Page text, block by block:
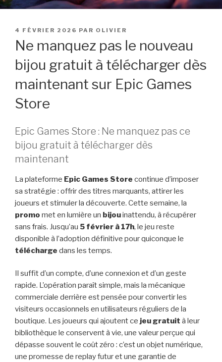
PUBLIÉ
4 FÉVRIER 2026 PAR OLIVIER
Ne manquez pas le nouveau
bijou gratuit à télécharger dès
maintenant sur Epic Games
Store
Epic Games Store : Ne manquez pas ce
bijou gratuit à télécharger dès
maintenant
La plateforme Epic Games Store continue d’imposer
sa stratégie : offrir des titres marquants, attirer les
joueurs et stimuler la découverte. Cette semaine, la
promo met en lumière un bijouinattendu, à récupérer
sans frais. Jusqu’au 5 février à 17h, le jeu reste
disponible à l’adoption définitive pour quiconque le
télécharge dans les temps.
Il suffit d’un compte, d’une connexion et d’un geste
rapide. L’opération paraît simple, mais la mécanique
commerciale derrière est pensée pour convertir les
visiteurs occasionnels en utilisateurs réguliers de la
boutique. Les joueurs qui ajoutent ce jeu gratuit à leur
bibliothèque le conservent à vie, une valeur perçue qui
dépasse souvent le coût zéro : c’est un objet numérique,
une promesse de replay futur et une garantie de